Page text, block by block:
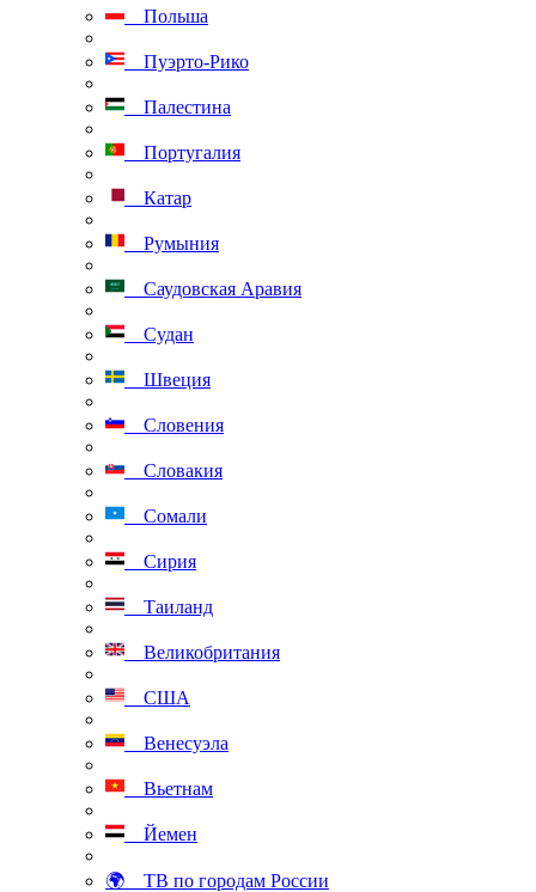
Польша
Пуэрто-Рико
Палестина
Португалия
Катар
Румыния
Саудовская Аравия
Судан
Швеция
Словения
Словакия
Сомали
Сирия
Таиланд
Великобритания
США
Венесуэла
Вьетнам
Йемен
🌍 ТВ по городам России